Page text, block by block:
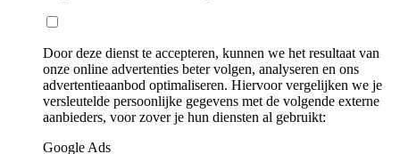
Door deze dienst te accepteren, kunnen we het resultaat van
onze online advertenties beter volgen, analyseren en ons
advertentieaanbod optimaliseren. Hiervoor vergelijken we je
versleutelde persoonlijke gegevens met de volgende externe
aanbieders, voor zover je hun diensten al gebruikt:
Google Ads